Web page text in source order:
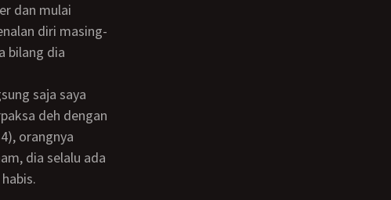
dan mulai
diri masing-
bilang dia
deh dengan
orangnya
dia selalu ada